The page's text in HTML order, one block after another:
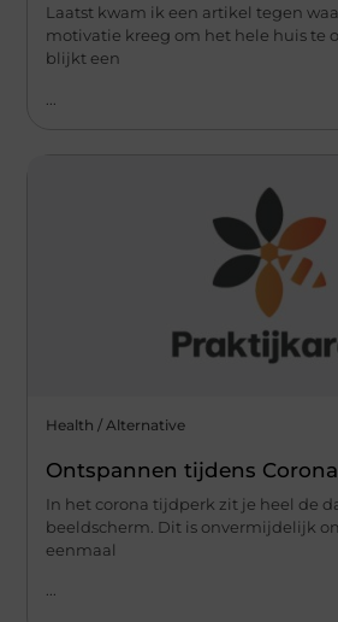
Laatst kwam ik een artikel tegen
motivatie kreeg om het hele huis te
blijkt een
Health / Alternative
Ontspannen tijdens Corona
In het corona tijdperk zit je heel de
beeldscherm. Dit is onvermijdelijk
eenmaal